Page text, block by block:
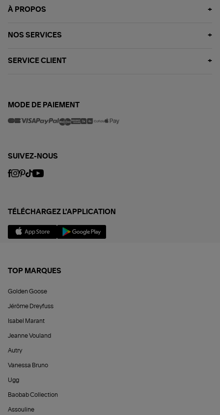
À PROPOS
NOS SERVICES
SERVICE CLIENT
MODE DE PAIEMENT
SUIVEZ-NOUS
TÉLÉCHARGEZ L'APPLICATION
TOP MARQUES
Golden Goose
Jérôme Dreyfuss
Isabel Marant
Jeanne Vouland
Autry
Vanessa Bruno
Ugg
Baobab Collection
Assouline